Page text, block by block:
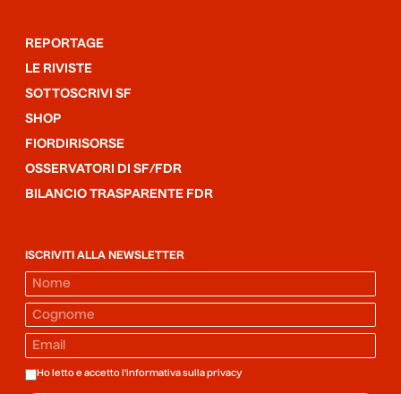
REPORTAGE
LE RIVISTE
SOTTOSCRIVI SF
SHOP
FIORDIRISORSE
OSSERVATORI DI SF/FDR
BILANCIO TRASPARENTE FDR
ISCRIVITI ALLA NEWSLETTER
Ho letto e accetto l'informativa sulla privacy